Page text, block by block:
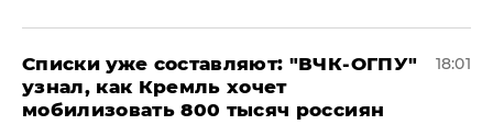
Списки уже составляют: "ВЧК-ОГПУ"
узнал, как Кремль хочет
мобилизовать 800 тысяч россиян
18:01